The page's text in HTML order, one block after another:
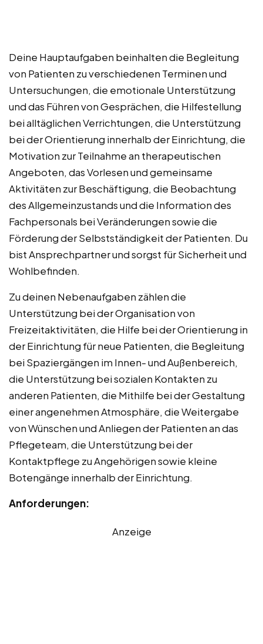
Deine Hauptaufgaben beinhalten die Begleitung
von Patienten zu verschiedenen Terminen und
Untersuchungen, die emotionale Unterstützung
und das Führen von Gesprächen, die Hilfestellung
bei alltäglichen Verrichtungen, die Unterstützung
bei der Orientierung innerhalb der Einrichtung, die
Motivation zur Teilnahme an therapeutischen
Angeboten, das Vorlesen und gemeinsame
Aktivitäten zur Beschäftigung, die Beobachtung
des Allgemeinzustands und die Information des
Fachpersonals bei Veränderungen sowie die
Förderung der Selbstständigkeit der Patienten. Du
bist Ansprechpartner und sorgst für Sicherheit und
Wohlbefinden.
Zu deinen Nebenaufgaben zählen die
Unterstützung bei der Organisation von
Freizeitaktivitäten, die Hilfe bei der Orientierung in
der Einrichtung für neue Patienten, die Begleitung
bei Spaziergängen im Innen- und Außenbereich,
die Unterstützung bei sozialen Kontakten zu
anderen Patienten, die Mithilfe bei der Gestaltung
einer angenehmen Atmosphäre, die Weitergabe
von Wünschen und Anliegen der Patienten an das
Pflegeteam, die Unterstützung bei der
Kontaktpflege zu Angehörigen sowie kleine
Botengänge innerhalb der Einrichtung.
Anforderungen:
Anzeige